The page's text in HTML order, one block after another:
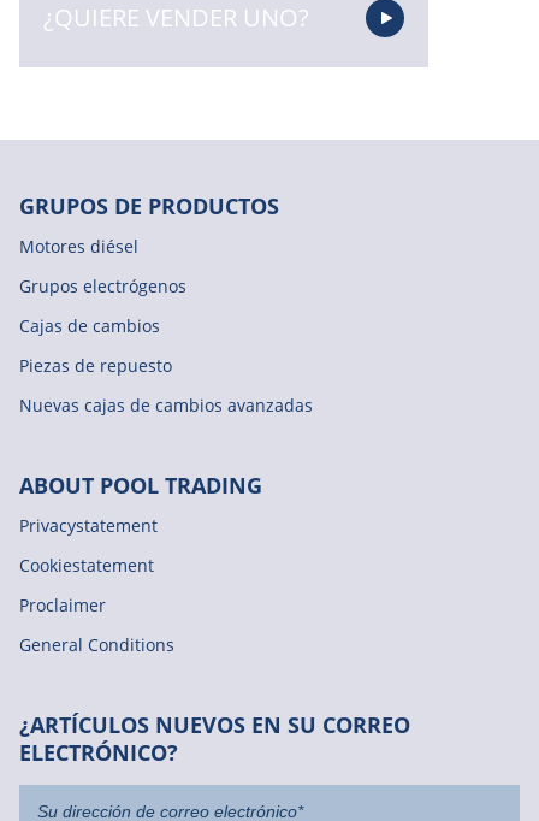
¿QUIERE VENDER UNO?
GRUPOS DE PRODUCTOS
Motores diésel
Grupos electrógenos
Cajas de cambios
Piezas de repuesto
Nuevas cajas de cambios avanzadas
ABOUT POOL TRADING
Privacystatement
Cookiestatement
Proclaimer
General Conditions
¿ARTÍCULOS NUEVOS EN SU CORREO
ELECTRÓNICO?